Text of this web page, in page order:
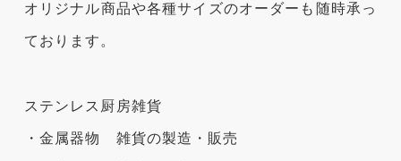
オリジナル商品や各種サイズのオーダーも随時承っ
ております。
ステンレス厨房雑貨
・金属器物 雑貨の製造・販売